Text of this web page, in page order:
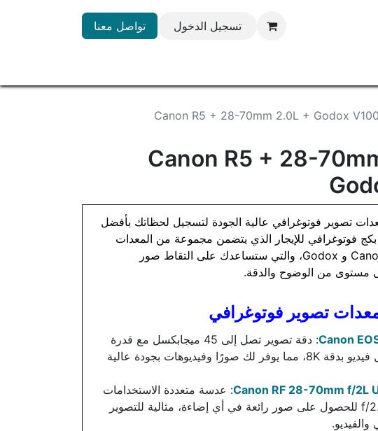
تسجيل الدخول تواصل معنا
Canon R5 + 28-70mm 2.0L + Godox V100
Canon R5 + 28-
تصوير فوتوغرافي عالية الجودة لتسجيل لحظاتك بأفضل
فوتوغرافي للإيجار الذي يتضمن مجموعة من المعدات
الاحترافية من Canon و Godox، والتي ستساعدك على التقاط صور
مستوى من الوضوح والدقة.
تصوير فوتوغرافي
: دقة تصوير تصل إلى 45 ميجابكسل مع قدرة
على تسجيل فيديو بدقة 8K، مما يوفر لك صورًا وفيديوهات بجودة عالية
: عدسة متعددة الاستخدامات
مع فتحة f/2.0 للحصول على صور رائعة في أي إضاءة، مثالية للتصوير
والفيديو.